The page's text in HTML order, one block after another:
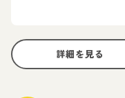
詳細を見る